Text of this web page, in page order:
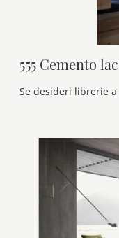
555 Cemento